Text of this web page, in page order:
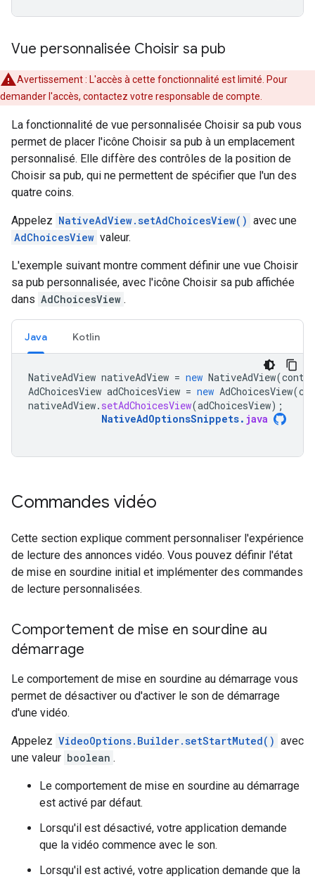
Vue personnalisée Choisir sa pub
Avertissement : L'accès à cette fonctionnalité est limité. Pour
demander l'accès, contactez votre responsable de compte.
La fonctionnalité de vue personnalisée Choisir sa pub vous
permet de placer l'icône Choisir sa pub à un emplacement
personnalisé. Elle diffère des contrôles de la position de
Choisir sa pub, qui ne permettent de spécifier que l'un des
quatre coins.
Appelez NativeAdView.setAdChoicesView() avec une
AdChoicesView valeur.
L'exemple suivant montre comment définir une vue Choisir
sa pub personnalisée, avec l'icône Choisir sa pub affichée
dans AdChoicesView .
Java Kotlin
NativeAdView nativeAdView = new NativeAdView(
AdChoicesView adChoicesView = new AdChoicesView(
nativeAdView. setAdChoicesView(adChoicesView);
NativeAdOptionsSnippets. java
Commandes vidéo
Cette section explique comment personnaliser l'expérience
de lecture des annonces vidéo. Vous pouvez définir l'état
de mise en sourdine initial et implémenter des commandes
de lecture personnalisées.
Comportement de mise en sourdine au
démarrage
Le comportement de mise en sourdine au démarrage vous
permet de désactiver ou d'activer le son de démarrage
d'une vidéo.
Appelez VideoOptions.Builder.setStartMuted() avec
une valeur boolean .
Le comportement de mise en sourdine au démarrage
est activé par défaut.
Lorsqu'il est désactivé, votre application demande
que la vidéo commence avec le son.
Lorsqu'il est activé, votre application demande que la